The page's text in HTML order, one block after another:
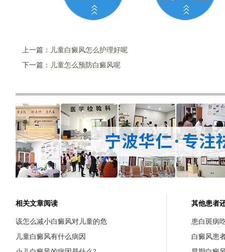
上一篇： 儿童白癜风怎么护理好呢
下一篇： 儿童怎么预防白癜风呢
相关文章阅读
该怎么减小白癜风对儿童的危
儿童白癜风有什么病因
其他患者
患白斑病
白癜风患